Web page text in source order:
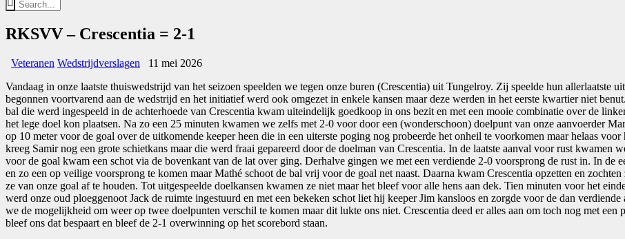
RKSVV – Crescentia = 2-1
Veteranen Wedstrijdverslagen
11 mei 2026
Vandaag in onze laatste thuiswedstrijd van het seizoen speelden we tegen onze buren (Crescentia) uit Tungelroy. Zij speelde hun allerlaatste
begonnen voortvarend aan de wedstrijd en het initiatief werd ook omgezet in enkele kansen maar deze werden in het eerste kwartier niet
bal die werd ingespeeld in de achterhoede van Crescentia kwam uiteindelijk goedkoop in ons bezit en met een mooie combinatie over de
het lege doel kon plaatsen. Na zo een 25 minuten kwamen we zelfs met 2-0 voor door een (wonderschoon) doelpunt van onze aanvoerder
op 10 meter voor de goal over de uitkomende keeper heen die in een uiterste poging nog probeerde het onheil te voorkomen maar helaas
kreeg Samir nog een grote schietkans maar die werd fraai gepareerd door de doelman van Crescentia. In de laatste aanval voor rust kwamen
voor de goal kwam een schot via de bovenkant van de lat over ging. Derhalve gingen we met een verdiende 2-0 voorsprong de rust in. In de
en zo een op veilige voorsprong te komen maar Mathé schoot de bal vrij voor de goal net naast. Daarna kwam Crescentia opzetten en
ze van onze goal af te houden. Tot uitgespeelde doelkansen kwamen ze niet maar het bleef voor alle hens aan dek. Tien minuten voor het
werd onze oud ploeggenoot Jack de ruimte ingestuurd en met een bekeken schot liet hij keeper Jim kansloos en zorgde voor de dan
we de mogelijkheid om weer op twee doelpunten verschil te komen maar dit lukte ons niet. Crescentia deed er alles aan om toch nog met een
bleef ons dat bespaart en bleef de 2-1 overwinning op het scorebord staan.